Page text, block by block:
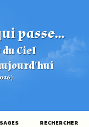
passe...
du Ciel
RECHERCHER